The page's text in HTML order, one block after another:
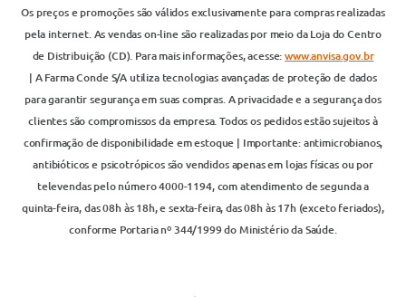
Os preços e promoções são válidos exclusivamente para compras realizadas
pela internet. As vendas on-line são realizadas por meio da Loja do Centro
de Distribuição (CD). Para mais informações, acesse:www.anvisa.gov.br
| A Farma Conde S/A utiliza tecnologias avançadas de proteção de dados
para garantir segurança em suas compras. A privacidade e a segurança dos
clientes são compromissos da empresa. Todos os pedidos estão sujeitos à
confirmação de disponibilidade em estoque | Importante: antimicrobianos,
antibióticos e psicotrópicos são vendidos apenas em lojas físicas ou por
televendas pelo número 4000-1194, com atendimento de segunda a
quinta-feira, das 08h às 18h, e sexta-feira, das 08h às 17h (exceto feriados),
conforme Portaria nº 344/1999 do Ministério da Saúde.